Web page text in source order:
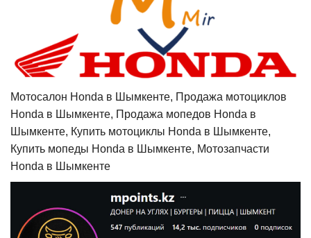
Мотосалон Honda в Шымкенте, Продажа мотоциклов
Honda в Шымкенте, Продажа мопедов Honda в
Шымкенте, Купить мотоциклы Honda в Шымкенте,
Купить мопеды Honda в Шымкенте, Мотозапчасти
Honda в Шымкенте